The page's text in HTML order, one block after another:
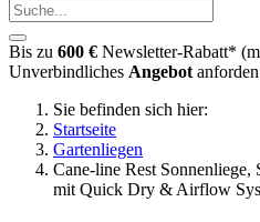
Bis zu 600 € Newsletter-Rabatt* (
Unverbindliches Angebot
Sie befinden sich hier:
Startseite
Gartenliegen
Cane-line Rest
mit Quick Dry & Airflow